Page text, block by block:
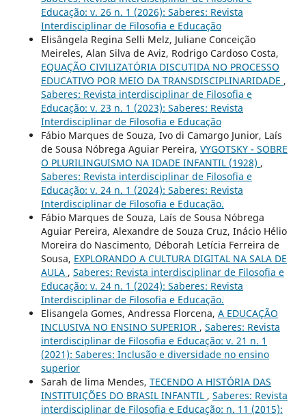
Educação: v. 26 n. 1 (2026): Saberes: Revista
Interdisciplinar de Filosofia e Educação
Elisângela Regina Selli Melz, Juliane Conceição
Meireles, Alan Silva de Aviz, Rodrigo Cardoso Costa,
EQUAÇÃO CIVILIZATÓRIA DISCUTIDA NO PROCESSO
EDUCATIVO POR MEIO DA TRANSDISCIPLINARIDADE ,
Saberes: Revista interdisciplinar de Filosofia e
Educação: v. 23 n. 1 (2023): Saberes: Revista
Interdisciplinar de Filosofia e Educação
Fábio Marques de Souza, Ivo di Camargo Junior, Laís
de Sousa Nóbrega Aguiar Pereira, VYGOTSKY - SOBRE
O PLURILINGUISMO NA IDADE INFANTIL (1928) ,
Saberes: Revista interdisciplinar de Filosofia e
Educação: v. 24 n. 1 (2024): Saberes: Revista
Interdisciplinar de Filosofia e Educação.
Fábio Marques de Souza, Laís de Sousa Nóbrega
Aguiar Pereira, Alexandre de Souza Cruz, Inácio Hélio
Moreira do Nascimento, Déborah Letícia Ferreira de
Sousa, EXPLORANDO A CULTURA DIGITAL NA SALA DE
AULA , Saberes: Revista interdisciplinar de Filosofia e
Educação: v. 24 n. 1 (2024): Saberes: Revista
Interdisciplinar de Filosofia e Educação.
Elisangela Gomes, Andressa Florcena, A EDUCAÇÃO
INCLUSIVA NO ENSINO SUPERIOR , Saberes: Revista
interdisciplinar de Filosofia e Educação: v. 21 n. 1
(2021): Saberes: Inclusão e diversidade no ensino
superior
Sarah de lima Mendes, TECENDO A HISTÓRIA DAS
INSTITUIÇÕES DO BRASIL INFANTIL , Saberes: Revista
interdisciplinar de Filosofia e Educação: n. 11 (2015):